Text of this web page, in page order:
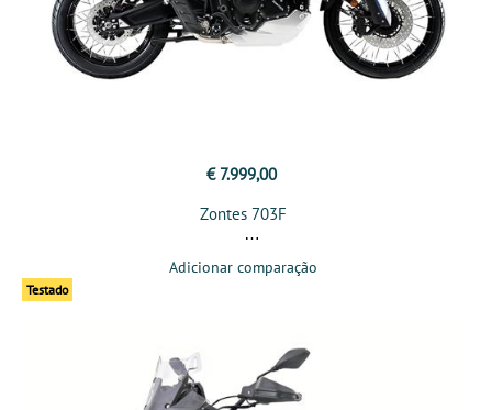
€ 7.999,00
Zontes 703F
Adicionar comparação
Testado